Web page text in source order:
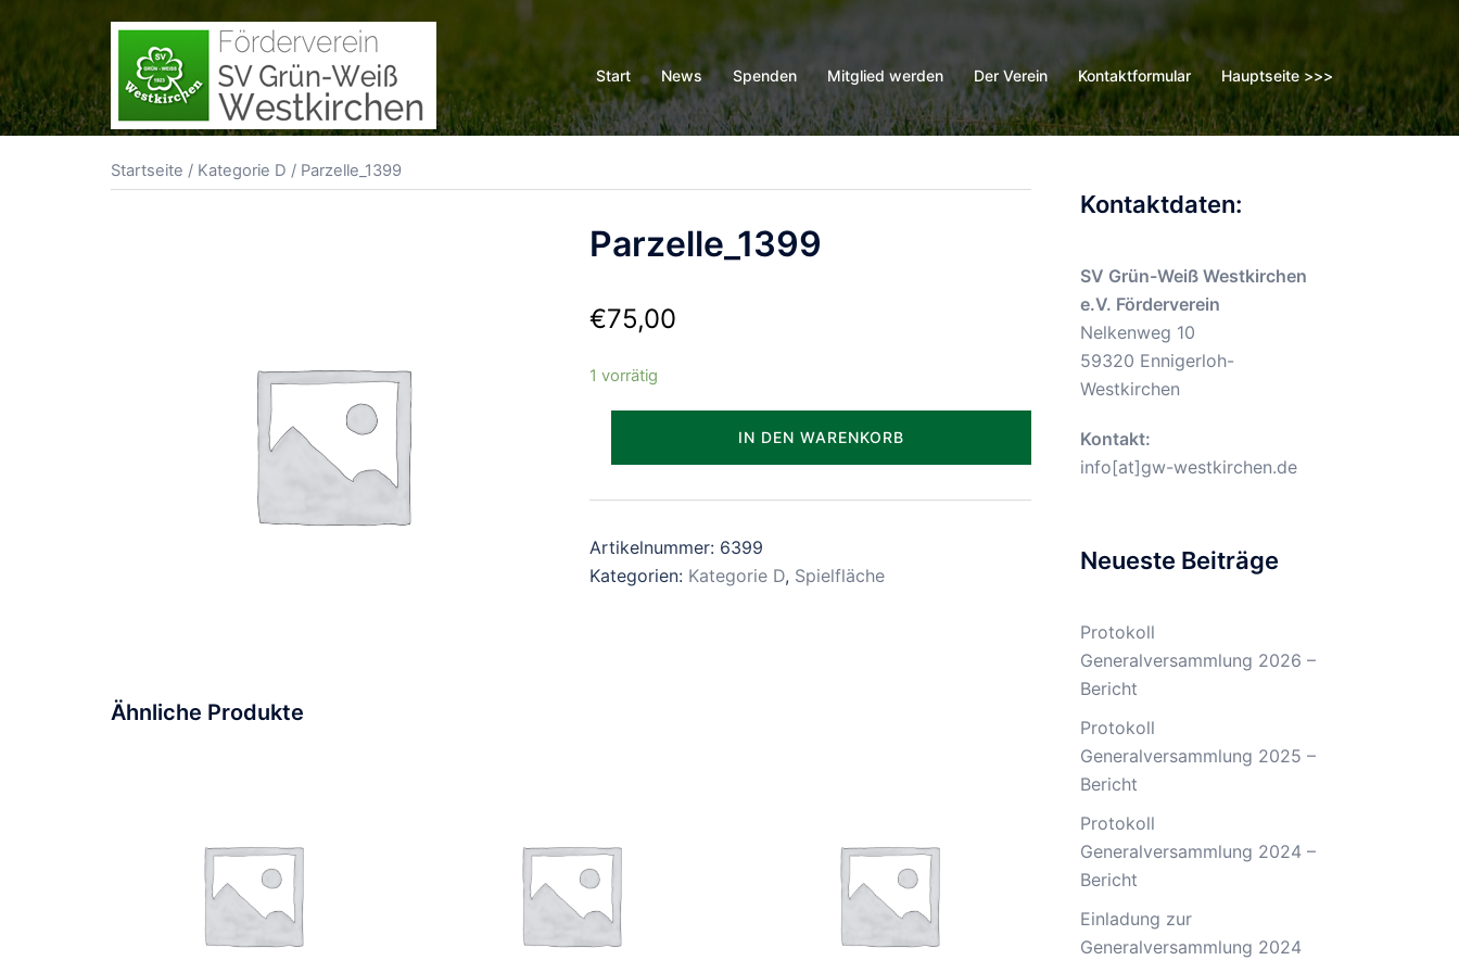
springen
Start News Spenden Mitglied werden Der Verein Kontaktformular Hauptseite >>>
Startseite / Kategorie D / Parzelle_1399
Parzelle_1399
€75,00
1 vorrätig
IN DEN WARENKORB
Artikelnummer: 6399
Kategorien: Kategorie D, Spielfläche
Ähnliche Produkte
Kontaktdaten:
SV Grün-Weiß Westkirchen
e.V. Förderverein
Nelkenweg 10
59320 Ennigerloh-
Westkirchen
Kontakt:
info[at]gw-westkirchen.de
Neueste Beiträge
Protokoll
Generalversammlung 2026 –
Bericht
Protokoll
Generalversammlung 2025 –
Bericht
Protokoll
Generalversammlung 2024 –
Bericht
Einladung zur
Generalversammlung 2024